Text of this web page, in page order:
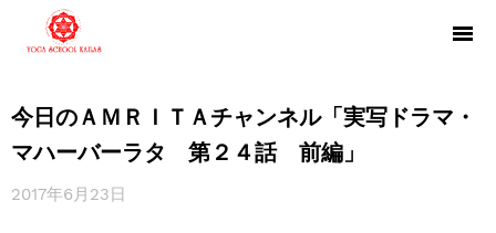
今日のＡＭＲＩＴＡチャンネル「実写ドラマ・
マハーバーラタ 第２４話 前編」
2017年6月23日